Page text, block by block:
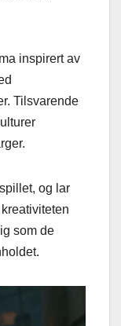
inspirert av
Tilsvarende
og lar
som de